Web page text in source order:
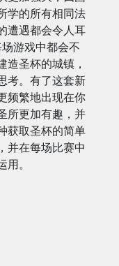
学的所有相同法
遭遇都会令人耳
游戏中都会不
造圣杯的城镇，
考。有了这套新
频繁地出现在你
所更加有趣，并
获取圣杯的简单
并在每场比赛中
。